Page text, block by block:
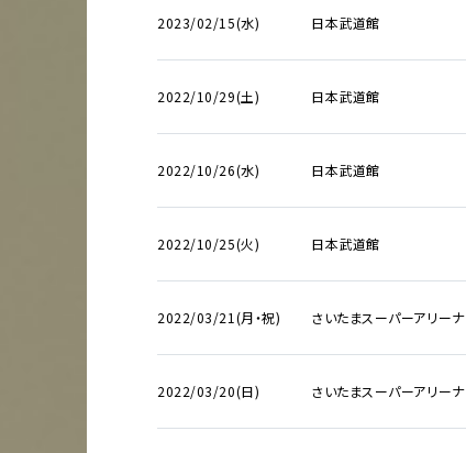
公演日カレンダー
月 日
2023/02/15(水) 日本武道館
2022/10/29(土) 日本武道館
2022/10/26(水) 日本武道館
2022/10/25(火) 日本武道館
2022/03/21(月・祝) さいたまスーパーアリーナ
2022/03/20(日) さいたまスーパーアリーナ